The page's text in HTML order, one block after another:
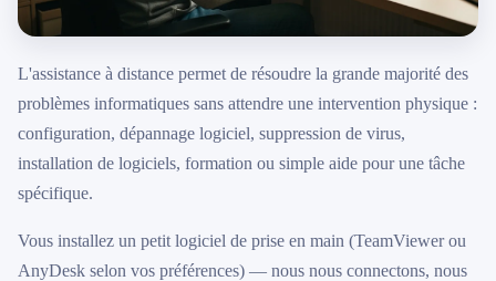
079 716 53 82
L'assistance à distance permet de résoudre la grande majorité des
problèmes informatiques sans attendre une intervention physique :
configuration, dépannage logiciel, suppression de virus,
installation de logiciels, formation ou simple aide pour une tâche
spécifique.
Vous installez un petit logiciel de prise en main (TeamViewer ou
AnyDesk selon vos préférences) — nous nous connectons, nous